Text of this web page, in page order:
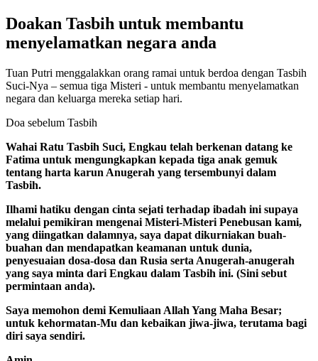
Doakan Tasbih untuk membantu
menyelamatkan negara anda
Tuan Putri menggalakkan orang ramai untuk berdoa dengan Tasbih
Suci-Nya – semua tiga Misteri - untuk membantu menyelamatkan
negara dan keluarga mereka setiap hari.
Doa sebelum Tasbih
Wahai Ratu Tasbih Suci, Engkau telah berkenan datang ke
Fatima untuk mengungkapkan kepada tiga anak gemuk
tentang harta karun Anugerah yang tersembunyi dalam
Tasbih.
Ilhami hatiku dengan cinta sejati terhadap ibadah ini supaya
melalui pemikiran mengenai Misteri-Misteri Penebusan kami,
yang diingatkan dalamnya, saya dapat dikurniakan buah-
buahan dan mendapatkan keamanan untuk dunia,
penyesuaian dosa-dosa dan Rusia serta Anugerah-anugerah
yang saya minta dari Engkau dalam Tasbih ini. (Sini sebut
permintaan anda).
Saya memohon demi Kemuliaan Allah Yang Maha Besar;
untuk kehormatan-Mu dan kebaikan jiwa-jiwa, terutama bagi
diri saya sendiri.